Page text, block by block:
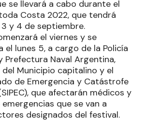
se llevará a cabo durante el
Costa 2022, que tendrá
y 4 de septiembre.
el viernes y se
el lunes 5, a cargo de la Policía
Prefectura Naval Argentina,
Municipio capitalino y el
de Emergencia y Catástrofe
que afectarán médicos y
que se van a
designados del festival.